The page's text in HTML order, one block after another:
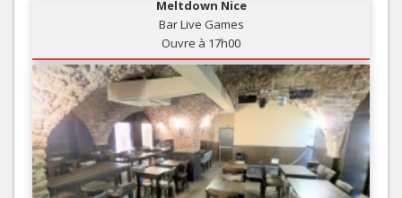
Meltdown Nice
Bar Live Games
Ouvre à 17h00